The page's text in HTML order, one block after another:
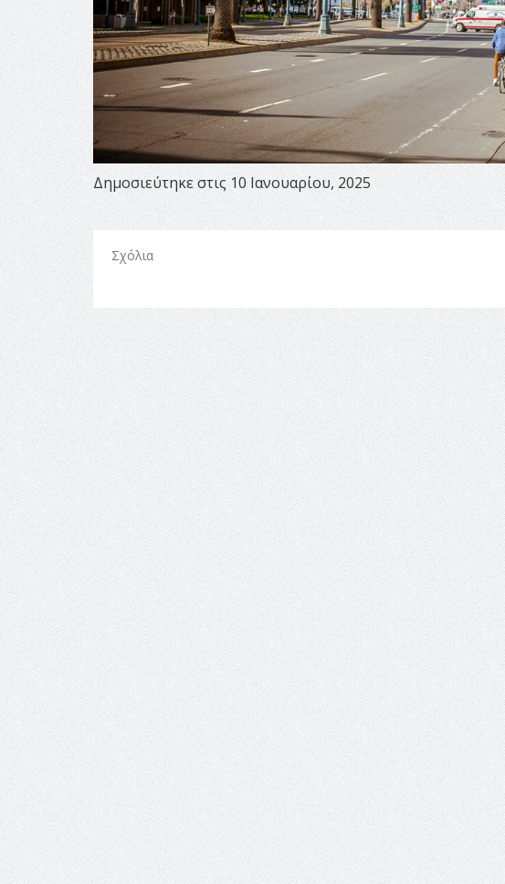
Δημοσιεύτηκε στις 10 Ιανουαρίου, 2025
Σχόλια